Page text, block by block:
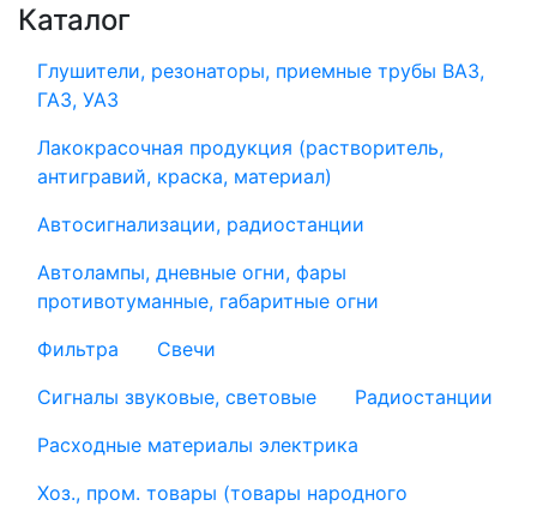
Каталог
Глушители, резонаторы, приемные трубы ВАЗ,
ГАЗ, УАЗ
Лакокрасочная продукция (растворитель,
антигравий, краска, материал)
Автосигнализации, радиостанции
Автолампы, дневные огни, фары
противотуманные, габаритные огни
Фильтра
Свечи
Сигналы звуковые, световые
Радиостанции
Расходные материалы электрика
Хоз., пром. товары (товары народного